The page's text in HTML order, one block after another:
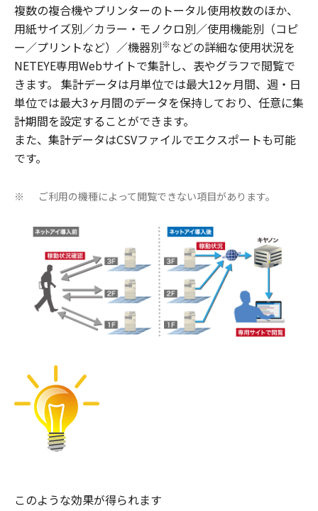
複数の複合機やプリンターのトータル使用枚数のほか、
用紙サイズ別／カラー・モノクロ別／使用機能別（コピ
ー／プリントなど）／機器別※などの詳細な使用状況を
NETEYE専用Webサイトで集計し、表やグラフで閲覧で
きます。 集計データは月単位では最大12ヶ月間、週・日
単位では最大3ヶ月間のデータを保持しており、任意に集
計期間を設定することができます。
また、集計データはCSVファイルでエクスポートも可能
です。
※ ご利用の機種によって閲覧できない項目があります。
このような効果が得られます